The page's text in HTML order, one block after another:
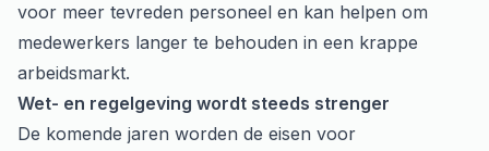
voor meer tevreden personeel en kan helpen om
medewerkers langer te behouden in een krappe
arbeidsmarkt.
Wet- en regelgeving wordt steeds strenger
De komende jaren worden de eisen voor